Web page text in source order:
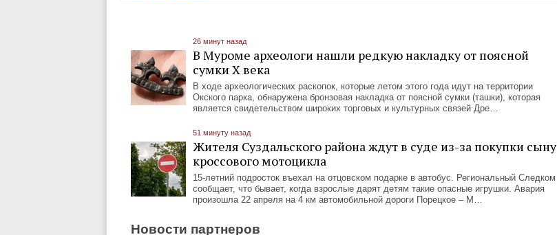
26 минут назад
В Муроме археологи нашли редкую накладку от поясной
сумки X века
В ходе археологических раскопок, которые летом этого года идут на территории
Окского парка, обнаружена бронзовая накладка от поясной сумки (ташки), которая
является свидетельством широких торговых и культурных связей Дре…
51 минуту назад
Жителя Суздальского района ждут в суде из-за покупки сыну
кроссового мотоцикла
15-летний подросток въехал на отцовском подарке в автобус. Региональный Следком
сообщает, что бывает, когда взрослые дарят детям такие опасные игрушки. Авария
произошла 22 апреля на 4 км автомобильной дороги Порецкое – М…
Новости партнеров